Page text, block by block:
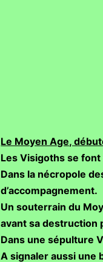
Le Moyen Age,
Les Visigoths se
Dans la nécropole
d’accompagnement.
Un souterrain du
avant sa destruction
Dans une sépulture
A signaler aussi une